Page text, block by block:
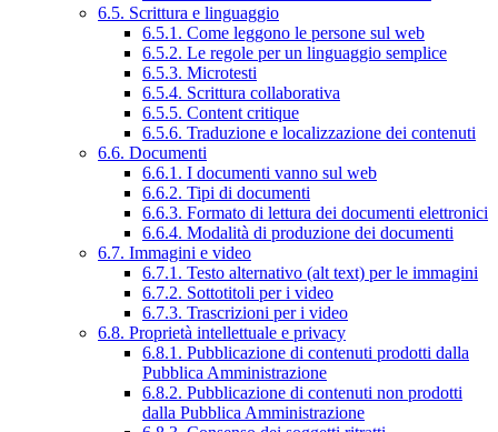
6.5. Scrittura e linguaggio
6.5.1. Come leggono le persone sul web
6.5.2. Le regole per un linguaggio semplice
6.5.3. Microtesti
6.5.4. Scrittura collaborativa
6.5.5. Content critique
6.5.6. Traduzione e localizzazione dei contenuti
6.6. Documenti
6.6.1. I documenti vanno sul web
6.6.2. Tipi di documenti
6.6.3. Formato di lettura dei documenti elettronici
6.6.4. Modalità di produzione dei documenti
6.7. Immagini e video
6.7.1. Testo alternativo (alt text) per le immagini
6.7.2. Sottotitoli per i video
6.7.3. Trascrizioni per i video
6.8. Proprietà intellettuale e privacy
6.8.1. Pubblicazione di contenuti prodotti dalla
Pubblica Amministrazione
6.8.2. Pubblicazione di contenuti non prodotti
dalla Pubblica Amministrazione